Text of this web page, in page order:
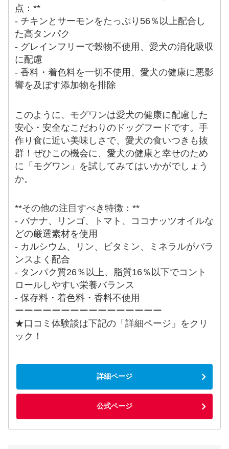
点：**
- チキンとサーモンをたっぷり56％以上配合し
た高タンパク
- グレインフリーで穀物不使用、愛犬の消化吸収
に配慮
- 香料・着色料を一切不使用、愛犬の健康に悪影
響を及ぼす添加物を排除
このように、モグワンは愛犬の健康に配慮した
安心・安全なこだわりのドッグフードです。手
作り食に近い美味しさで、愛犬の食いつきも抜
群！ぜひこの機会に、愛犬の健康と幸せのため
に「モグワン」を試してみてはいかがでしょう
か。
**その他の注目すべき特徴：**
- バナナ、リンゴ、トマト、ココナッツオイルな
どの厳選素材を使用
- カルシウム、リン、ビタミン、ミネラルがバラ
ンスよく配合
- タンパク質26％以上、脂質16％以下でコント
ロールしやすい栄養バランス
- 保存料・着色料・香料不使用
ーーーーーーーーーーーーーーーー
★口コミ体験談は下記の「詳細ページ」をクリ
ック！
詳細ページ
公式ページ